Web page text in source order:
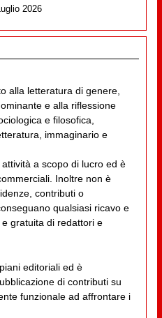
2026
alla letteratura di genere,
e alla riflessione
e filosofica,
immaginario e
a scopo di lucro ed è
Inoltre non è
contributi o
qualsiasi ricavo e
gratuita di redattori e
editoriali ed è
di contributi su
funzionale ad affrontare i